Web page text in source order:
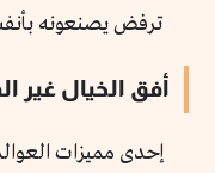
ترفض يصنعونه
أفق الخيال غير
إحدى مميزات